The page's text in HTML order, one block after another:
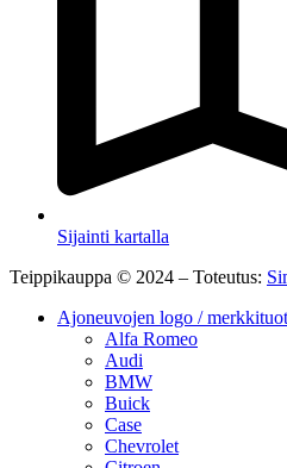
Sijainti kartalla
Teippikauppa © 2024 – Toteutus:
Ajoneuvojen logo /
Alfa Romeo
Audi
BMW
Buick
Case
Chevrolet